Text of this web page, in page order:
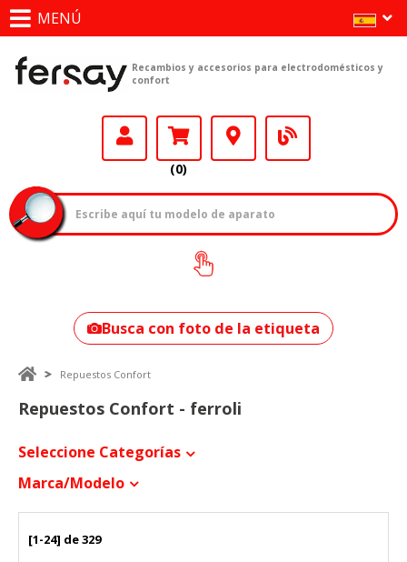
MENÚ
Recambios y accesorios para electrodomésticos y
confort
(0)
¿Cómo encontrar
tu modelo?
Busca con foto de la etiqueta
Repuestos Confort
Repuestos Confort - ferroli
Seleccione Categorías
Marca/modelo
[1-24] de 329